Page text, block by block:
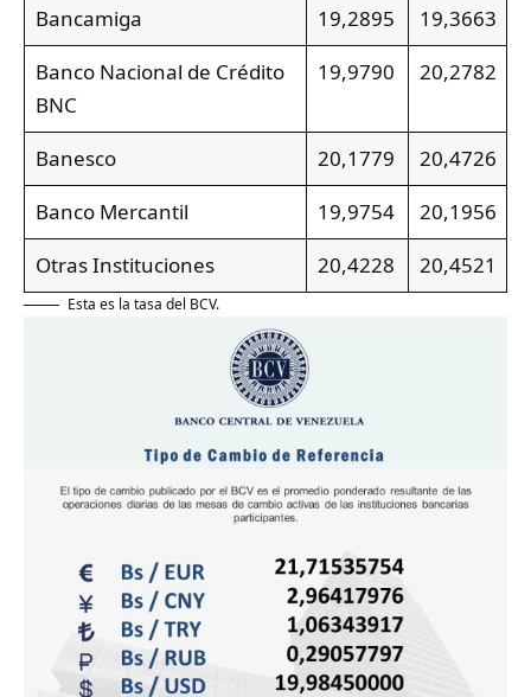
Bancamiga
19,2895
19,3663
Banco Nacional de Crédito
BNC
19,9790 20,2782
Banesco 20,1779
20,4726
Banco Mercantil
19,9754
20,1956
Otras Instituciones
20,4228 20,4521
Esta es la tasa del BCV.